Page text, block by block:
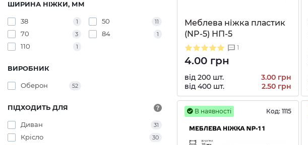
ШИРИНА НІЖКИ, ММ
38 1 50 11
70 3 84 1
110 1
ВИРОБНИК
Оберон 52
ПIДХОДИТЬ ДЛЯ
Диван 31
Крісло 30
Меблева ніжка пластик
(NP-5) НП-5
1
4.00 грн
від 200 шт.
3.00 грн
від 400 шт.
2.50 грн
В наявності Код: 1115